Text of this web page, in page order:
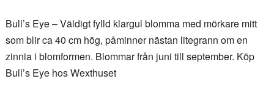
Bull’s Eye – Väldigt fylld klargul blomma med mörkare mitt
som blir ca 40 cm hög, påminner nästan litegrann om en
zinnia i blomformen. Blommar från juni till september. Köp
Bull’s Eye hos Wexthuset